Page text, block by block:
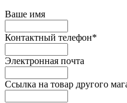
Ваше имя
Контактный телефон*
Электронная почта
Ссылка на товар другого